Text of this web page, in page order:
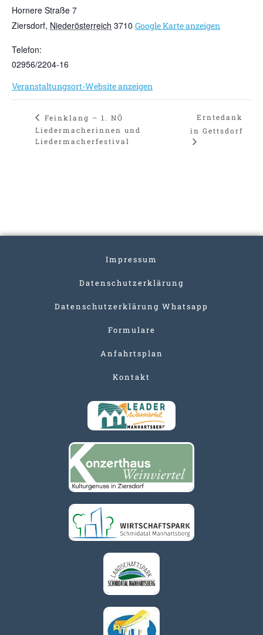
Hornere Straße 7
Ziersdorf, Niederösterreich 3710 Google Karte anzeigen
Telefon:
02956/2204-16
Veranstaltungsort-Website anzeigen
Feinklang – 1. NÖ
Liedermacherinnen und
Liedermacherfestival
Erntedank
in Gettsdorf
Impressum
Datenschutzerklärung
Datenschutzerklärung Whatsapp
Formulare
Anfahrtsplan
Kontakt